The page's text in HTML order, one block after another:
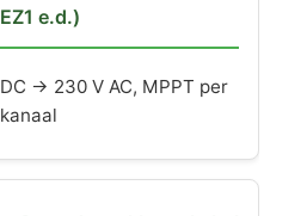
EZ1 e.d.)
DC → 230 V AC, MPPT per
kanaal